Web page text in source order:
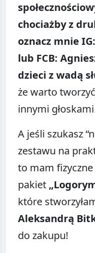
chociażby z
oznacz mnie
lub FCB:
dzieci z wadą
że warto
innymi
A jeśli szukasz
zestawu na
to mam
pakiet
które
Aleksandrą
do zakupu!